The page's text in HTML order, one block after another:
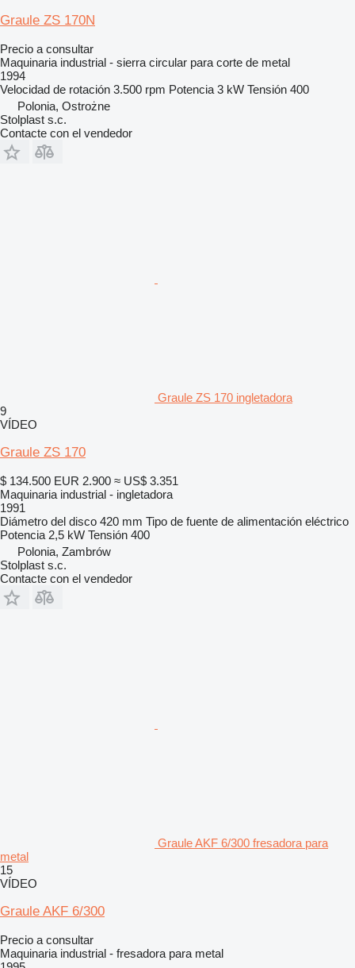
Graule ZS 170N
Precio a consultar
Maquinaria industrial - sierra circular para corte de metal
1994
Velocidad de rotación 3.500 rpm Potencia 3 kW Tensión 400
Polonia, Ostrożne
Stolplast s.c.
Contacte con el vendedor
Graule ZS 170 ingletadora
9
VÍDEO
Graule ZS 170
$ 134.500 EUR 2.900 ≈ US$ 3.351
Maquinaria industrial - ingletadora
1991
Diámetro del disco 420 mm Tipo de fuente de alimentación eléctrico
Potencia 2,5 kW Tensión 400
Polonia, Zambrów
Stolplast s.c.
Contacte con el vendedor
Graule AKF 6/300 fresadora para
metal
15
VÍDEO
Graule AKF 6/300
Precio a consultar
Maquinaria industrial - fresadora para metal